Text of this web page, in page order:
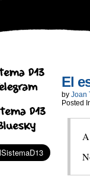
El
by Joan
Posted